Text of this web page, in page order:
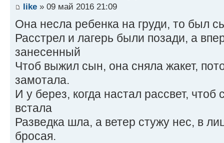
like » 09 май 2016 21:09
Она несла ребенка на груди, то был
Расстрел и лагерь были позади, а
занесенный
Чтоб выжил сын, она сняла жакет,
замотала.
И у берез, когда настал рассвет,
встала
Разведка шла, а ветер стужу нес, в
бросая.